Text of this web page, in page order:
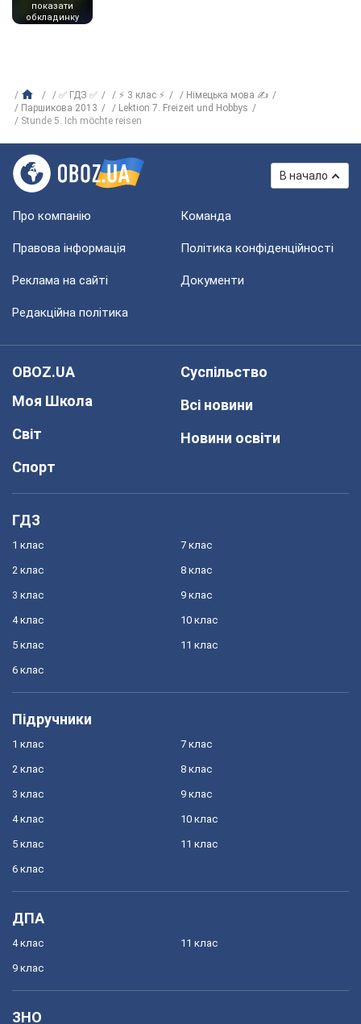
показати
обкладинку
✅ ГДЗ ✅ ⚡ 3 клас ⚡
Німецька мова ✍
Паршикова 2013
Lektion 7. Freizeit und Hobbys
Stunde 5. Ich möchte reisen
В начало
Про компанію Команда
Правова інформація Політика конфіденційності
Реклама на сайті Документи
Редакційна політика
OBOZ.UA
Моя Школа
Світ
Спорт
Суспільство
Всі новини
Новини освіти
ГДЗ
1 клас
2 клас
3 клас
4 клас
5 клас
6 клас
7 клас
8 клас
9 клас
10 клас
11 клас
Підручники
1 клас
2 клас
3 клас
4 клас
5 клас
6 клас
7 клас
8 клас
9 клас
10 клас
11 клас
ДПА
4 клас
9 клас
11 клас
ЗНО